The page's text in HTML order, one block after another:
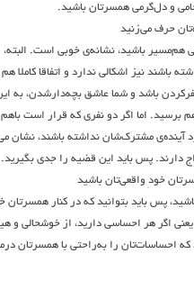
و دل‌گرمی همسرتان باشید.
هم‌مسیر باشید، نشانه‌ی خوبی است. البته،
باشند نیز اشکالی ندارد و اتفاقا کاملا
باشد و شما عاشق بچه‌دارشدن، به
برسید. اما اگر دو نفری که قرار است باهم
آینده‌ی مشترک‌شان نداشته باشند، نشان
دارند. پس باید این قضیه را جدی بگیرید.
پس باید بتوانید که در کنار همسرتان
اگر هر احساسی دارید، از خوشحالی و
احساسات‌تان را به‌راحتی با همسرتان